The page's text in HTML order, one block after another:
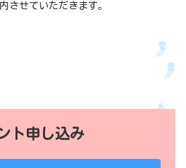
させていただきます。
ト申し込み